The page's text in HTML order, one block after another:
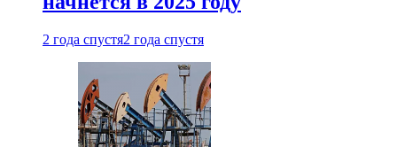
2 года спустя2 года спустя